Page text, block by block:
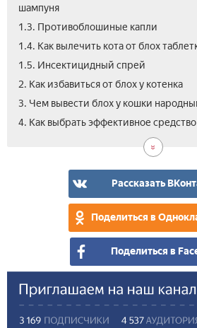
шампуня
1.3. Противоблошиные капли
1.4. Как вылечить кота от блох
1.5. Инсектицидный спрей
2. Как избавиться от блох у котенка
3. Чем вывести блох у кошки
4. Как выбрать эффективное
Рассказать
Поделиться в
Поделиться в